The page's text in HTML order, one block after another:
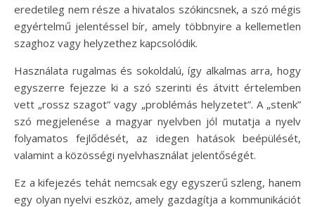
eredetileg nem része a hivatalos szókincsnek, a szó mégis
egyértelmű jelentéssel bír, amely többnyire a kellemetlen
szaghoz vagy helyzethez kapcsolódik.
Használata rugalmas és sokoldalú, így alkalmas arra, hogy
egyszerre fejezze ki a szó szerinti és átvitt értelemben
vett „rossz szagot” vagy „problémás helyzetet”. A „stenk”
szó megjelenése a magyar nyelvben jól mutatja a nyelv
folyamatos fejlődését, az idegen hatások beépülését,
valamint a közösségi nyelvhasználat jelentőségét.
Ez a kifejezés tehát nemcsak egy egyszerű szleng, hanem
egy olyan nyelvi eszköz, amely gazdagítja a kommunikációt